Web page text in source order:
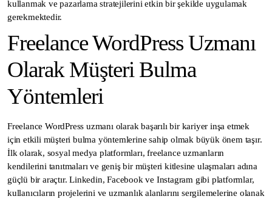
kullanmak ve pazarlama stratejilerini etkin bir şekilde uygulamak
gerekmektedir.
Freelance WordPress Uzmanı
Olarak Müşteri Bulma
Yöntemleri
Freelance WordPress uzmanı olarak başarılı bir kariyer inşa etmek
için etkili müşteri bulma yöntemlerine sahip olmak büyük önem taşır.
İlk olarak, sosyal medya platformları, freelance uzmanların
kendilerini tanıtmaları ve geniş bir müşteri kitlesine ulaşmaları adına
güçlü bir araçtır. Linkedin, Facebook ve Instagram gibi platformlar,
kullanıcıların projelerini ve uzmanlık alanlarını sergilemelerine olanak